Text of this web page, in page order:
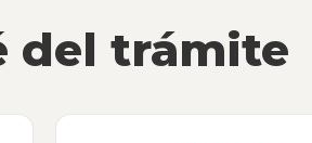
del trámite